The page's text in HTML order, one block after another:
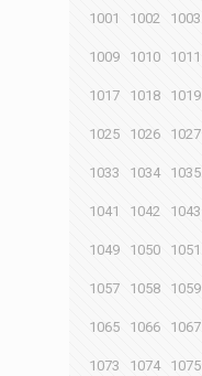
1001 1002 1003
1009 1010 1011
1017 1018 1019
1025 1026 1027
1033 1034 1035
1041 1042 1043
1049 1050 1051
1057 1058 1059
1065 1066 1067
1073 1074 1075